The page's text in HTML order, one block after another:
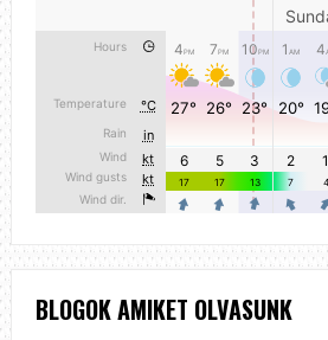
BLOGOK AMIKET OLVASUNK